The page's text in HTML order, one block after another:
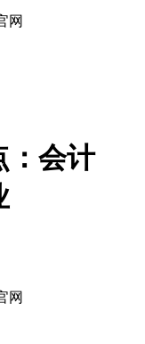
网
：会计
网